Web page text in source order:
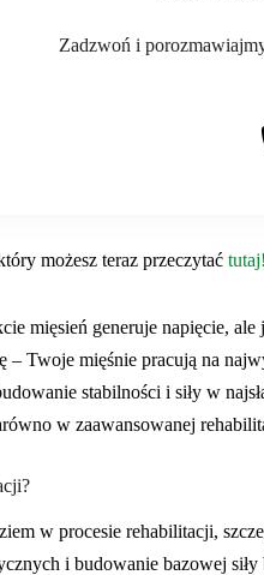
Zadzwoń i
możesz teraz przeczytać tutaj!
mięsień generuje napięcie,
– Twoje mięśnie pracują na
stabilności i siły w
w zaawansowanej
w procesie rehabilitacji,
i budowanie bazowej